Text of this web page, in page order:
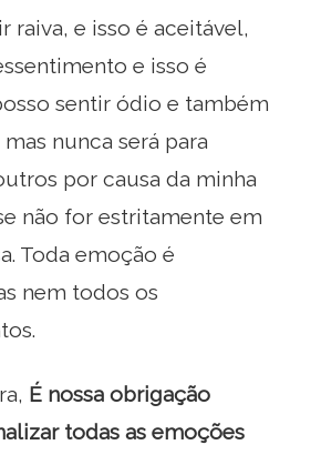
raiva, e isso é aceitável,
e isso é
sentir ódio e também
nunca será para
por causa da minha
não for estritamente em
Toda emoção é
nem todos os
É nossa obrigação
todas as emoções